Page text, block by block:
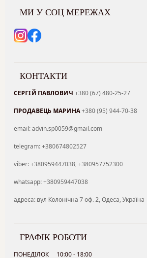
МИ У СОЦ МЕРЕЖАХ
КОНТАКТИ
СЕРГІЙ ПАВЛОВИЧ +380 (67) 480-25-27
ПРОДАВЕЦЬ МАРИНА+380 (95) 944-70-38
email: advin.sp0059@gmail.com
telegram: +380674802527
viber: +380959447038, +380957752300
whatsapp: +380959447038
адреса: вул Колонічна 7 оф. 2, Одеса, Україна
ГРАФІК РОБОТИ
ПОНЕДІЛОК 10:00 - 18:00